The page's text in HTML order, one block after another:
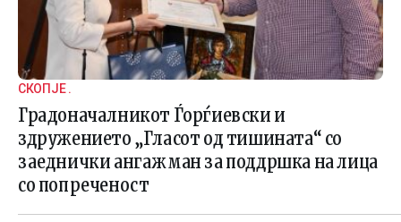
СКОПЈЕ .
Градоначалникот Ѓорѓиевски и
здружението „Гласот од тишината“ со
заеднички ангажман за поддршка на лица
со попреченост